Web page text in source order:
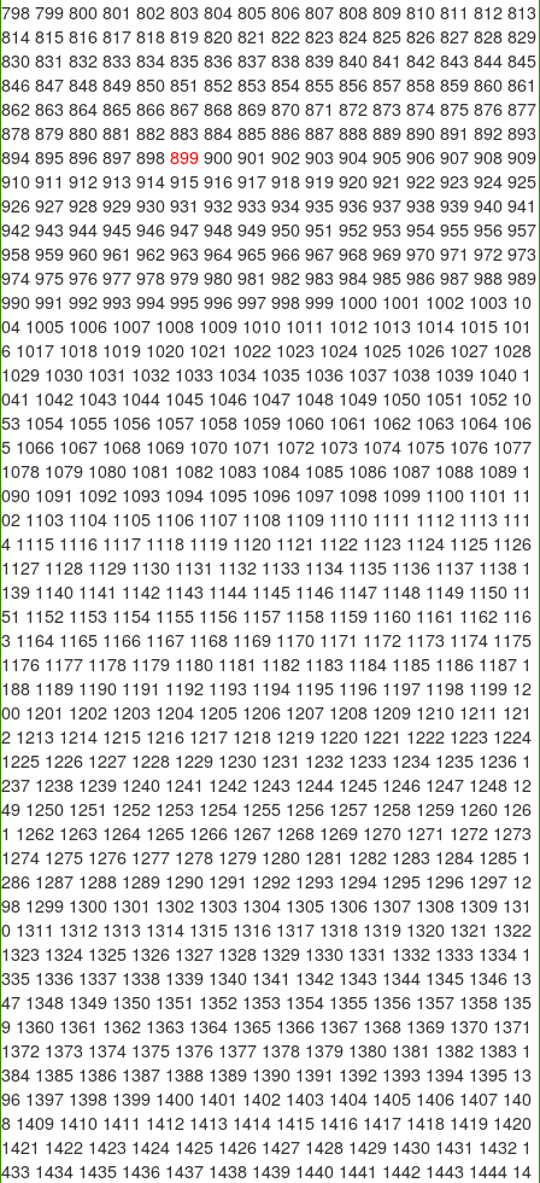
798 799 800 801 802 803 804 805 806 807 808 809 810 811 812 813
814 815 816 817 818 819 820 821 822 823 824 825 826 827 828 829
830 831 832 833 834 835 836 837 838 839 840 841 842 843 844 845
846 847 848 849 850 851 852 853 854 855 856 857 858 859 860 861
862 863 864 865 866 867 868 869 870 871 872 873 874 875 876 877
878 879 880 881 882 883 884 885 886 887 888 889 890 891 892 893
894 895 896 897 898 899 900 901 902 903 904 905 906 907 908 909
910 911 912 913 914 915 916 917 918 919 920 921 922 923 924 925
926 927 928 929 930 931 932 933 934 935 936 937 938 939 940 941
942 943 944 945 946 947 948 949 950 951 952 953 954 955 956 957
958 959 960 961 962 963 964 965 966 967 968 969 970 971 972 973
974 975 976 977 978 979 980 981 982 983 984 985 986 987 988 989
990 991 992 993 994 995 996 997 998 999 1000 1001 1002 1003 10
04 1005 1006 1007 1008 1009 1010 1011 1012 1013 1014 1015 101
6 1017 1018 1019 1020 1021 1022 1023 1024 1025 1026 1027 1028
1029 1030 1031 1032 1033 1034 1035 1036 1037 1038 1039 1040 1
041 1042 1043 1044 1045 1046 1047 1048 1049 1050 1051 1052 10
53 1054 1055 1056 1057 1058 1059 1060 1061 1062 1063 1064 106
5 1066 1067 1068 1069 1070 1071 1072 1073 1074 1075 1076 1077
1078 1079 1080 1081 1082 1083 1084 1085 1086 1087 1088 1089 1
090 1091 1092 1093 1094 1095 1096 1097 1098 1099 1100 1101 11
02 1103 1104 1105 1106 1107 1108 1109 1110 1111 1112 1113 111
4 1115 1116 1117 1118 1119 1120 1121 1122 1123 1124 1125 1126
1127 1128 1129 1130 1131 1132 1133 1134 1135 1136 1137 1138 1
139 1140 1141 1142 1143 1144 1145 1146 1147 1148 1149 1150 11
51 1152 1153 1154 1155 1156 1157 1158 1159 1160 1161 1162 116
3 1164 1165 1166 1167 1168 1169 1170 1171 1172 1173 1174 1175
1176 1177 1178 1179 1180 1181 1182 1183 1184 1185 1186 1187 1
188 1189 1190 1191 1192 1193 1194 1195 1196 1197 1198 1199 12
00 1201 1202 1203 1204 1205 1206 1207 1208 1209 1210 1211 121
2 1213 1214 1215 1216 1217 1218 1219 1220 1221 1222 1223 1224
1225 1226 1227 1228 1229 1230 1231 1232 1233 1234 1235 1236 1
237 1238 1239 1240 1241 1242 1243 1244 1245 1246 1247 1248 12
49 1250 1251 1252 1253 1254 1255 1256 1257 1258 1259 1260 126
1 1262 1263 1264 1265 1266 1267 1268 1269 1270 1271 1272 1273
1274 1275 1276 1277 1278 1279 1280 1281 1282 1283 1284 1285 1
286 1287 1288 1289 1290 1291 1292 1293 1294 1295 1296 1297 12
98 1299 1300 1301 1302 1303 1304 1305 1306 1307 1308 1309 131
0 1311 1312 1313 1314 1315 1316 1317 1318 1319 1320 1321 1322
1323 1324 1325 1326 1327 1328 1329 1330 1331 1332 1333 1334 1
335 1336 1337 1338 1339 1340 1341 1342 1343 1344 1345 1346 13
47 1348 1349 1350 1351 1352 1353 1354 1355 1356 1357 1358 135
9 1360 1361 1362 1363 1364 1365 1366 1367 1368 1369 1370 1371
1372 1373 1374 1375 1376 1377 1378 1379 1380 1381 1382 1383 1
384 1385 1386 1387 1388 1389 1390 1391 1392 1393 1394 1395 13
96 1397 1398 1399 1400 1401 1402 1403 1404 1405 1406 1407 140
8 1409 1410 1411 1412 1413 1414 1415 1416 1417 1418 1419 1420
1421 1422 1423 1424 1425 1426 1427 1428 1429 1430 1431 1432 1
433 1434 1435 1436 1437 1438 1439 1440 1441 1442 1443 1444 14